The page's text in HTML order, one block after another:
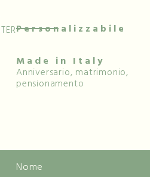
Personalizzabile
Made in Italy
Anniversario, matrimonio,
pensionamento
Nome